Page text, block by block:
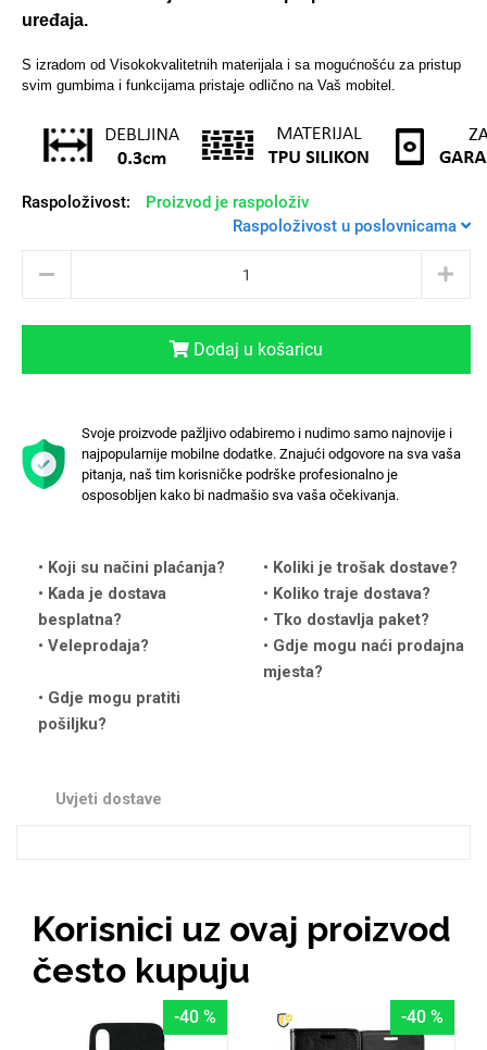
uređaja.
S izradom od Visokokvalitetnih materijala i sa mogućnošću za pristup
svim gumbima i funkcijama pristaje odlično na Vaš mobitel.
Raspoloživost:
Proizvod je raspoloživ
Raspoloživost u poslovnicama
Dodaj u košaricu
Svoje proizvode pažljivo odabiremo i nudimo samo najnovije i
najpopularnije mobilne dodatke. Znajući odgovore na sva vaša
pitanja, naš tim korisničke podrške profesionalno je
osposobljen kako bi nadmašio sva vaša očekivanja.
Koji su načini plaćanja?
Koliki je trošak dostave?
Kada je dostava
besplatna?
Koliko traje dostava?
Tko dostavlja paket?
Veleprodaja?
Gdje mogu naći prodajna
mjesta?
Gdje mogu pratiti
pošiljku?
Uvjeti dostave
Korisnici uz ovaj proizvod
često kupuju
-40 % -40 %
Sleng Feel Good
Svemirska kolekcija Valentinovo
Love motivi I Need Some Space
Zodiac Halloween